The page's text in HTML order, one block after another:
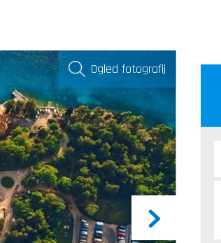
Ogled fotografij